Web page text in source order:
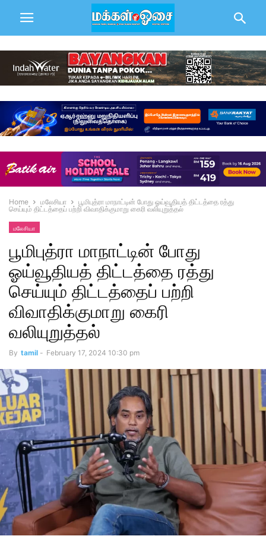
Home மலேசியா
பூமிபுத்ரா மாநாட்டின் போது ஓய்வூதியத் திட்டத்தை ரத்து
செய்யும் திட்டத்தைப் பற்றி விவாதிக்குமாறு கைரி வலியுறுத்தல்
மலேசியா
பூமிபுத்ரா மாநாட்டின் போது
ஓய்வூதியத் திட்டத்தை ரத்து
செய்யும் திட்டத்தைப் பற்றி
விவாதிக்குமாறு கைரி
வலியுறுத்தல்
By tamil - February 17, 2024 10:30 pm